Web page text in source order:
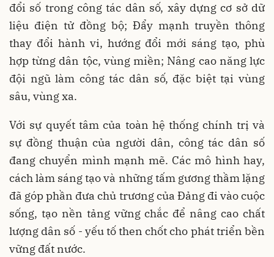
đổi số trong công tác dân số, xây dựng cơ sở dữ
liệu điện tử đồng bộ; Đẩy mạnh truyền thông
thay đổi hành vi, hướng đổi mới sáng tạo, phù
hợp từng dân tộc, vùng miền; Nâng cao năng lực
đội ngũ làm công tác dân số, đặc biệt tại vùng
sâu, vùng xa.
Với sự quyết tâm của toàn hệ thống chính trị và
sự đồng thuận của người dân, công tác dân số
đang chuyển mình mạnh mẽ. Các mô hình hay,
cách làm sáng tạo và những tấm gương thầm lặng
đã góp phần đưa chủ trương của Đảng đi vào cuộc
sống, tạo nền tảng vững chắc để nâng cao chất
lượng dân số - yếu tố then chốt cho phát triển bền
vững đất nước.